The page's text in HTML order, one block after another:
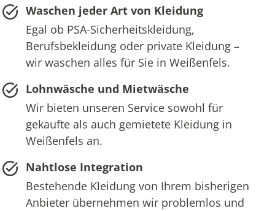
Waschen jeder Art von Kleidung
Egal ob PSA-Sicherheitskleidung,
Berufsbekleidung oder private Kleidung –
wir waschen alles für Sie in Weißenfels.
Lohnwäsche und Mietwäsche
Wir bieten unseren Service sowohl für
gekaufte als auch gemietete Kleidung in
Weißenfels an.
Nahtlose Integration
Bestehende Kleidung von Ihrem bisherigen
Anbieter übernehmen wir problemlos und